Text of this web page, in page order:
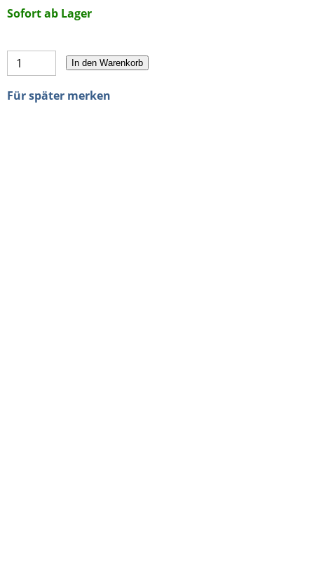
Sofort ab Lager
In den Warenkorb
Für später merken